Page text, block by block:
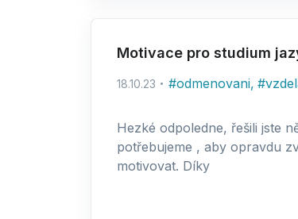
Motivace pro studium
18.10.23 #odmenovani, #
Hezké odpoledne, řešili jste
potřebujeme , aby opravdu
motivovat. Díky